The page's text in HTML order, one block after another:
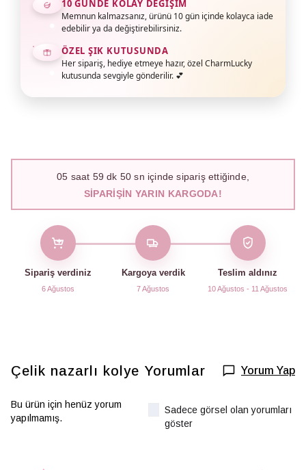
10 GÜNDE KOLAY DEĞIŞIM
Memnun kalmazsanız, ürünü 10 gün içinde kolayca iade
edebilir ya da değiştirebilirsiniz.
ÖZEL ŞIK KUTUSUNDA
Her sipariş, hediye etmeye hazır, özel CharmLucky
kutusunda sevgiyle gönderilir. 💕
05 saat 59 dk 49 sn içinde sipariş ettiğinde,
SIPARIŞIN YARIN KARGODA!
Sipariş verdiniz
6 Ağustos
Kargoya verdik
7 Ağustos
Teslim aldınız
10 Ağustos - 11 Ağustos
Çelik nazarlı kolye Yorumlar Yorum Yap
Bu ürün için henüz yorum
yapılmamış.
Sadece görsel olan yorumları
göster